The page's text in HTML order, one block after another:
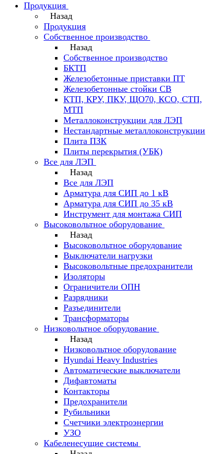
Продукция
Назад
Продукция
Собственное производство
Назад
Собственное производство
БКТП
Железобетонные приставки ПТ
Железобетонные стойки СВ
КТП, КРУ, ПКУ, ЩО70, КСО, СТП,
МТП
Металлоконструкции для ЛЭП
Нестандартные металлоконструкции
Плита ПЗК
Плиты перекрытия (УБК)
Все для ЛЭП
Назад
Все для ЛЭП
Арматура для СИП до 1 кВ
Арматура для СИП до 35 кВ
Инструмент для монтажа СИП
Высоковольтное оборудование
Назад
Высоковольтное оборудование
Выключатели нагрузки
Высоковольтные предохранители
Изоляторы
Ограничители ОПН
Разрядники
Разъединители
Трансформаторы
Низковольтное оборудование
Назад
Низковольтное оборудование
Hyundai Heavy Industries
Автоматические выключатели
Дифавтоматы
Контакторы
Предохранители
Рубильники
Счетчики электроэнергии
УЗО
Кабеленесущие системы